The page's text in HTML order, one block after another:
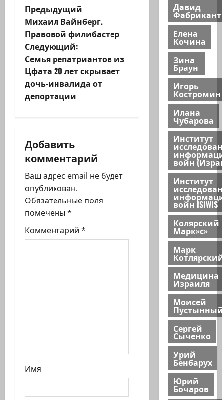
Н
а
в
и
г
ц
и
я
з
а
п
Предыдущий
Михаил Вайнберг.
Правовой филибастер
Следующий:
Семья репатриантов из
Цфата 20 лет скрывает
дочь-инвалида от
депортации
Добавить
комментарий
Ваш адрес email не будет
опубликован.
Обязательные поля
помечены *
Комментарий *
Имя
Давид
Фабрикант
Елена
Кочина
Зина
Браун
Игорь
Костромин
Илана
Чубарова
Институт
войн
Институт
войн ISIWIS
Колярский
Марк»с»
Марк
Медицина
Израиля
Моисей
Сергей
Сыченко
Урий
Бенбарух
Юрий
Бочаров